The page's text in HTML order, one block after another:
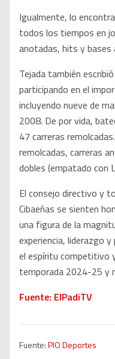
Igualmente, lo
todos los tiempos en
anotadas, hits y bases
Tejada también
participando en el
incluyendo nueve de
2008. De por vida,
47 carreras
remolcadas, carreras
dobles (empatado con
El consejo directivo y
Cibaeñas se sienten
una figura de la
experiencia, liderazgo
el espíritu competitivo
temporada 2024-25 y
Fuente: ElPadiTV
Fuente:PIO Deportes